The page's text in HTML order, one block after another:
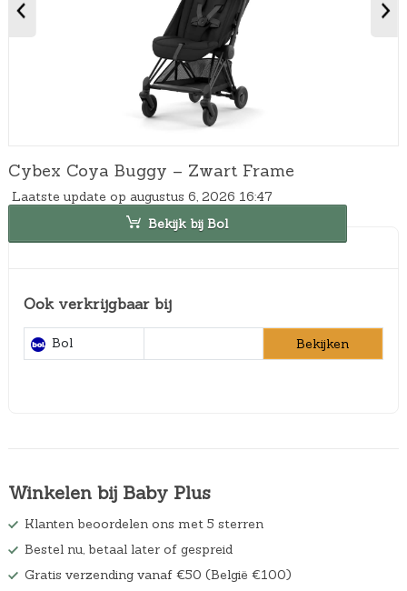
Cybex Coya Buggy – Zwart Frame
Laatste update op augustus 6, 2026 16:47
Bekijk bij Bol
Ook verkrijgbaar bij
Bol Bekijken
Winkelen bij Baby Plus
Klanten beoordelen ons met 5 sterren
Bestel nu, betaal later of gespreid
Gratis verzending vanaf €50 (België €100)